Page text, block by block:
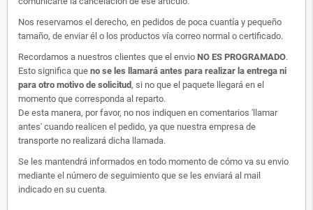
Nos reservamos el derecho, en pedidos de poca cuantía y pequeño
tamaño, de enviar él o los productos vía correo normal o certificado.
Recordamos a nuestros clientes que el envio NO ES PROGRAMADO.
Esto significa que no se les llamará antes para realizar la entrega ni
para otro motivo de solicitud, si no que el paquete llegará en el
momento que corresponda al reparto.
De esta manera, por favor, no nos indiquen en comentarios 'llamar
antes' cuando realicen el pedido, ya que nuestra empresa de
transporte no realizará dicha llamada.
Se les mantendrá informados en todo momento de cómo va su envio
mediante el número de seguimiento que se les enviará al mail
indicado en su cuenta.